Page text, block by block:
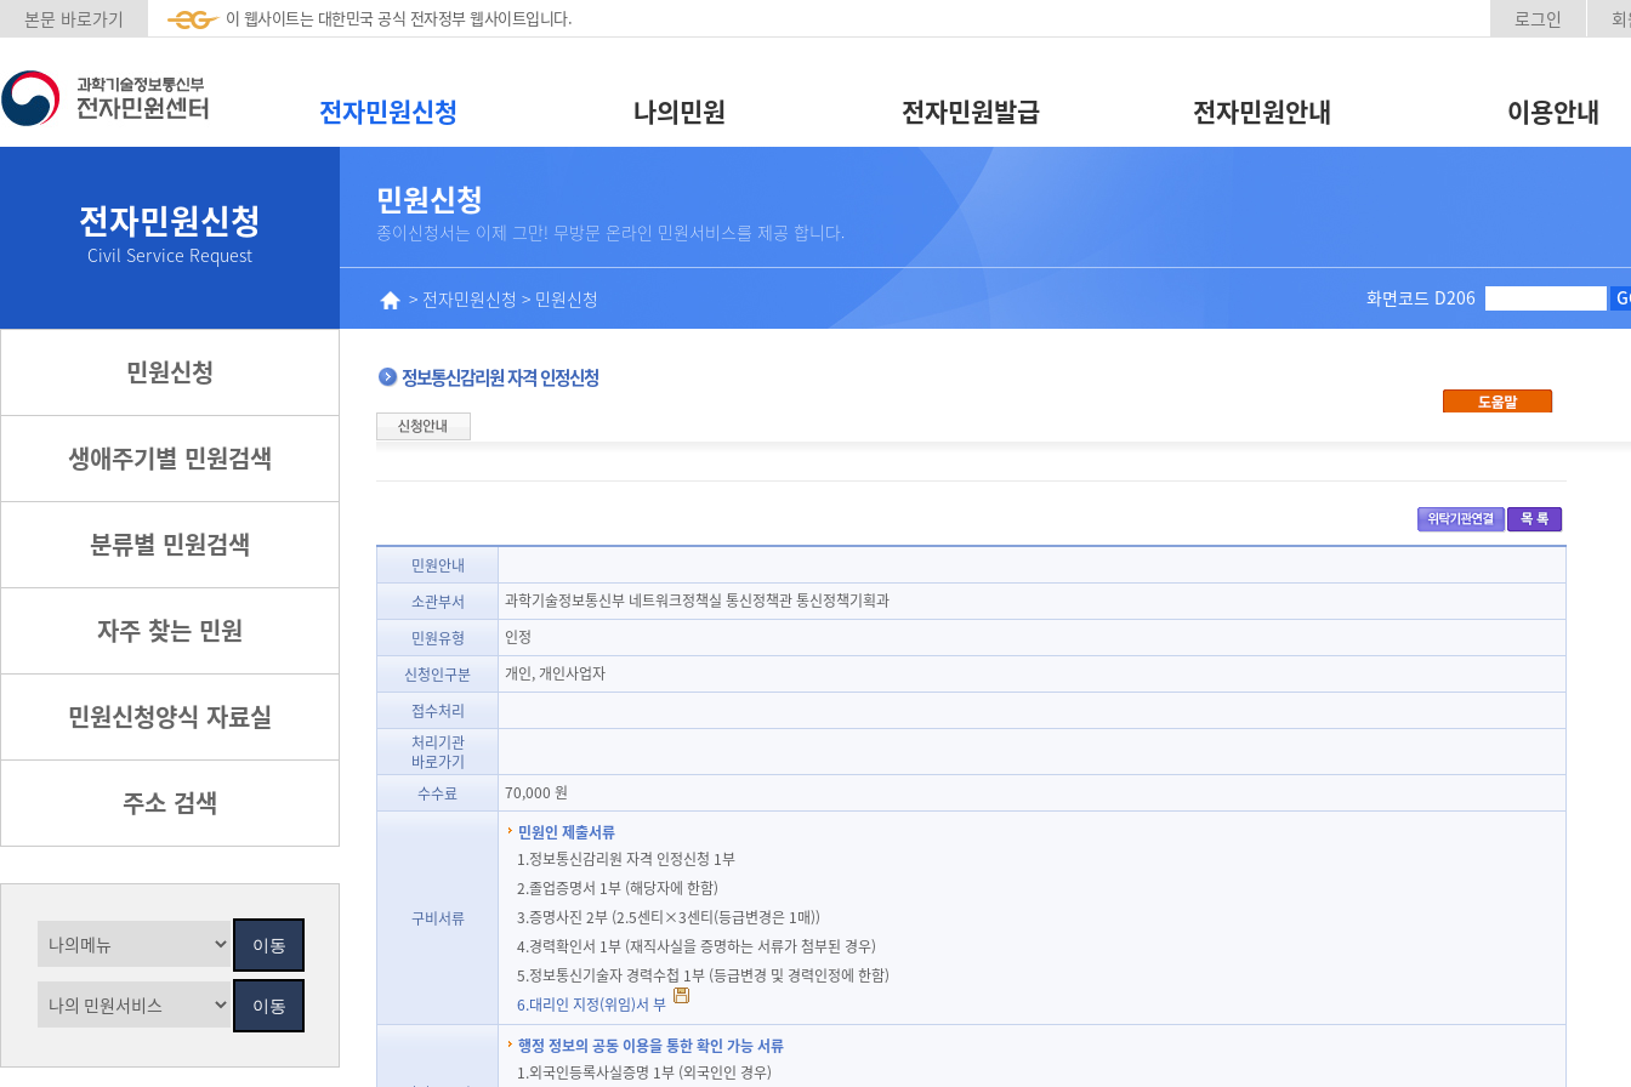
본문 바로가기 이 웹사이트는 대한민국 공식 전자정부 웹사이트입니다. 로그인
전자민원신청 나의민원 전자민원발급 전자민원안내 이용안내
전자민원신청
Civil Service Request
민원신청
생애주기별 민원검색
분류별 민원검색
자주 찾는 민원
민원신청양식 자료실
주소 검색
민원신청
종이신청서는 이제 그만! 무방문 온라인 민원서비스를 제공 합니다.
> 전자민원신청 > 민원신청 화면코드 D206
정보통신감리원 자격 인정신청
민원안내
소관부서
과학기술정보통신부 네트워크정책실 통신정책관 통신정책기획과
민원유형
인정
신청인구분
개인, 개인사업자
접수처리
처리기관
바로가기
수수료
70,000 원
구비서류
민원인 제출서류
1.정보통신감리원 자격 인정신청 1부
2.졸업증명서 1부 (해당자에 한함)
3.증명사진 2부 (2.5센티×3센티(등급변경은 1매))
4.경력확인서 1부 (재직사실을 증명하는 서류가 첨부된 경우)
5.정보통신기술자 경력수첩 1부 (등급변경 및 경력인정에 한함)
6.대리인 지정(위임)서 부
행정 정보의 공동 이용을 통한 확인 가능 서류
1.외국인등록사실증명 1부 (외국인인 경우)